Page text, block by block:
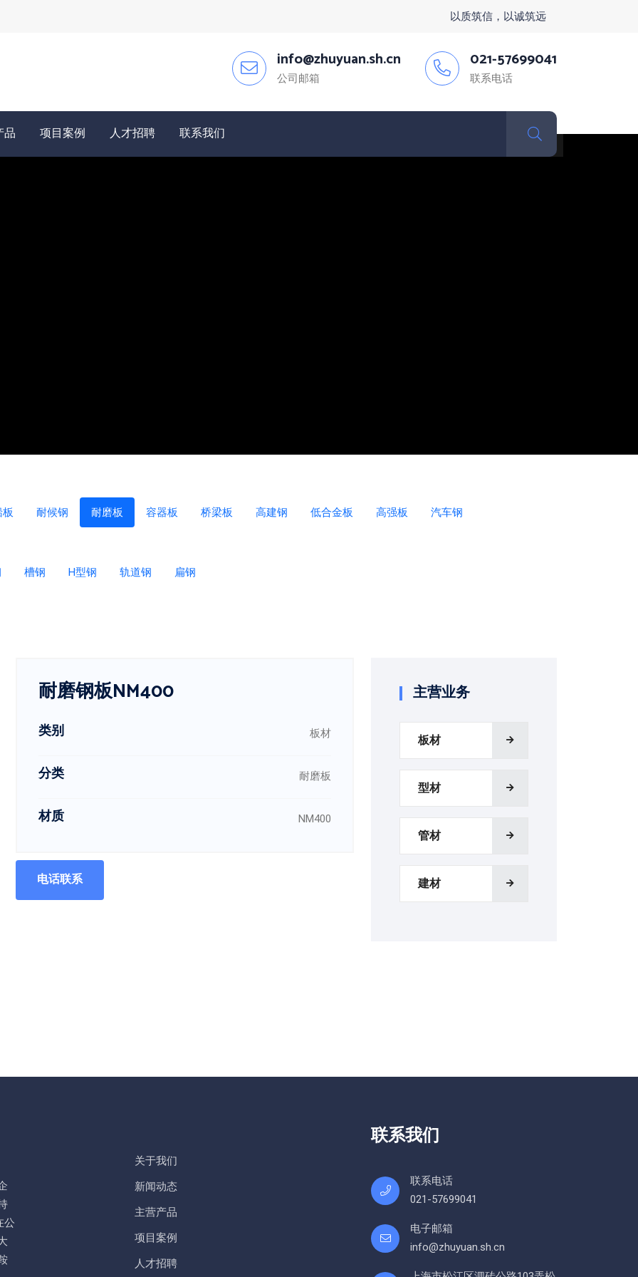
以质筑信，以诚筑远
info@zhuyuan.sh.cn
公司邮箱
021-57699041
联系电话
品 项目案例 人才招聘 联系我们
主营业务
板材
型材
管材
建材
板 耐候钢 耐磨板 容器板 桥梁板 高建钢 低合金板 高强板 汽车钢
槽钢 H型钢 轨道钢 扁钢
耐磨钢板NM400
类别 板材
分类 耐磨板
材质 NM400
电话联系
公
关于我们
新闻动态
主营产品
项目案例
人才招聘
联系我们
联系电话
021-57699041
电子邮箱
info@zhuyuan.sh.cn